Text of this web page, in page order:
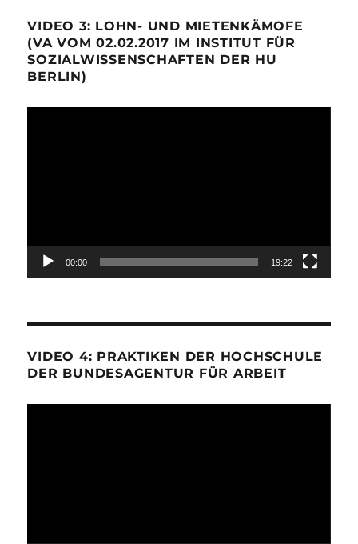
VIDEO 3: LOHN- UND MIETENKÄMOFE
(VA VOM 02.02.2017 IM INSTITUT FÜR
SOZIALWISSENSCHAFTEN DER HU
BERLIN)
00:00 19:22
VIDEO 4: PRAKTIKEN DER HOCHSCHULE
DER BUNDESAGENTUR FÜR ARBEIT